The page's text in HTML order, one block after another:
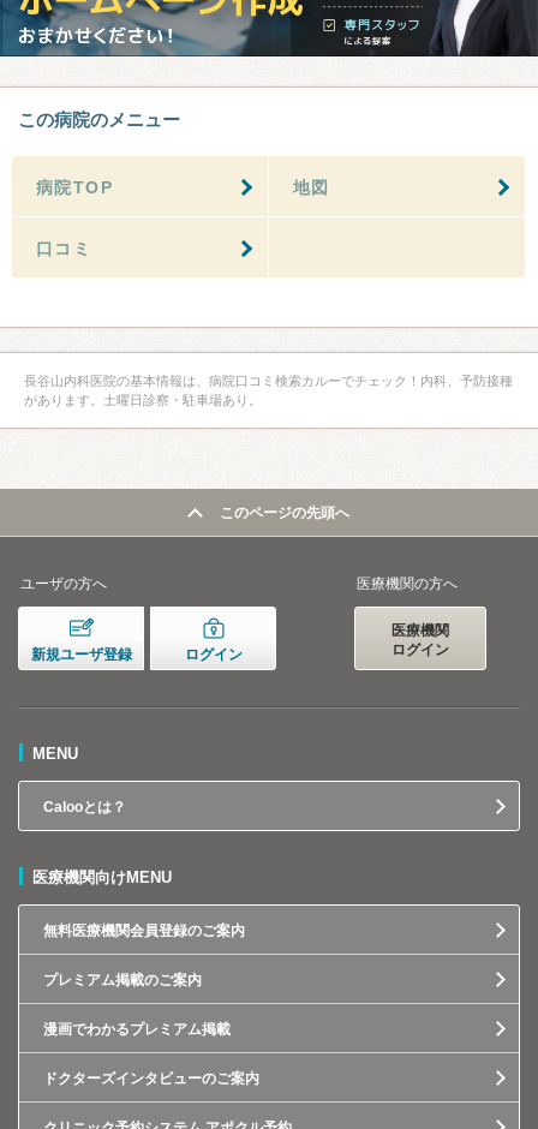
この病院のメニュー
病院TOP 地図
口コミ
長谷山内科医院の基本情報は、病院口コミ検索カルーでチェック！内科、予防接種
があります。土曜日診察・駐車場あり。
このページの先頭へ
ユーザの方へ
新規ユーザ登録 ログイン
医療機関の方へ
医療機関
ログイン
MENU
Calooとは？
医療機関向けMENU
無料医療機関会員登録のご案内
プレミアム掲載のご案内
漫画でわかるプレミアム掲載
ドクターズインタビューのご案内